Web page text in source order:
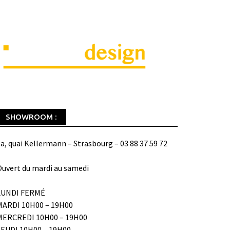
SHOWROOM :
quai Kellermann – Strasbourg – 03 88 37 59 72
du mardi au samedi
FERMÉ
10H00 – 19H00
10H00 – 19H00